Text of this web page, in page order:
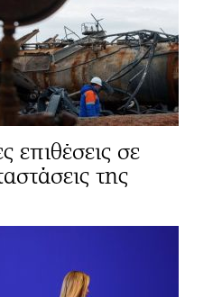
επιθέσεις σε
της